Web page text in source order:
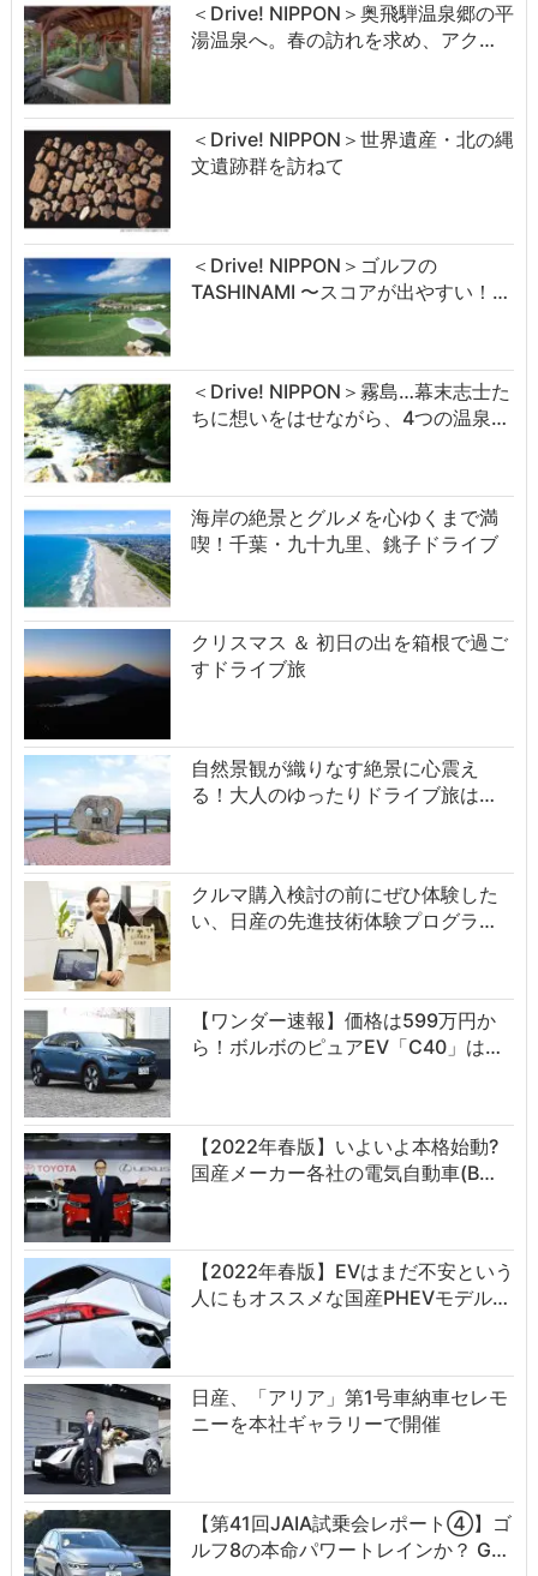
＜Drive! NIPPON＞奥飛騨温泉郷の平
湯温泉へ。春の訪れを求め、アク…
＜Drive! NIPPON＞世界遺産・北の縄
文遺跡群を訪ねて
＜Drive! NIPPON＞ゴルフの
TASHINAMI 〜スコアが出やすい！…
＜Drive! NIPPON＞霧島…幕末志士た
ちに想いをはせながら、4つの温泉…
海岸の絶景とグルメを心ゆくまで満
喫！千葉・九十九里、銚子ドライブ
クリスマス ＆ 初日の出を箱根で過ご
すドライブ旅
自然景観が織りなす絶景に心震え
る！大人のゆったりドライブ旅は…
クルマ購入検討の前にぜひ体験した
い、日産の先進技術体験プログラ…
【ワンダー速報】価格は599万円か
ら！ボルボのピュアEV「C40」は…
【2022年春版】いよいよ本格始動?
国産メーカー各社の電気自動車(B…
【2022年春版】EVはまだ不安という
人にもオススメな国産PHEVモデル…
日産、「アリア」第1号車納車セレモ
ニーを本社ギャラリーで開催
【第41回JAIA試乗会レポート④】ゴ
ルフ8の本命パワートレインか？ G…